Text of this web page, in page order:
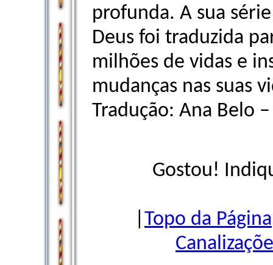
profunda. A sua
Deus foi traduzida
milhões de vidas e
mudanças nas suas
Tradução: Ana Belo
Gostou!
Topo da Página